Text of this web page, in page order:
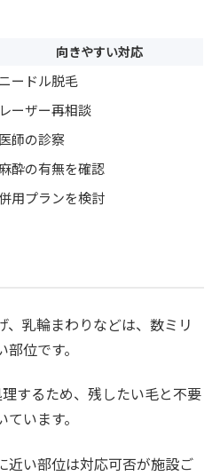
向きやすい対応
ニードル脱毛
レーザー再相談
医師の診察
麻酔の有無を確認
用プランを検討
、乳輪まわりなどは、数ミリ
位です。
するため、残したい毛と不要
います。
近い部位は対応可否が施設ご